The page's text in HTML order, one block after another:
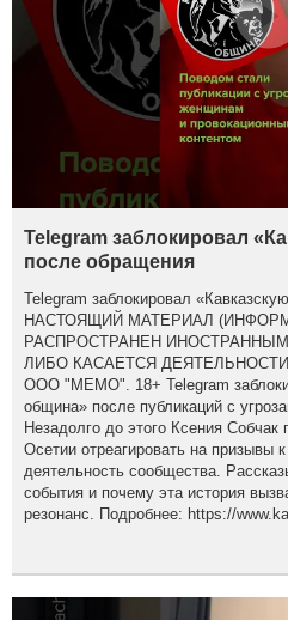
Telegram заблокировал
после обращения
Telegram заблокировал
НАСТОЯЩИЙ МАТЕРИАЛ
РАСПРОСТРАНЕН
ЛИБО КАСАЕТСЯ
ООО "МЕМО". 18+ Telegram
община» после публикаций с
Незадолго до этого Ксения Собчак
Осетии отреагировать на призывы
деятельность сообщества.
события и почему эта история
резонанс. Подробнее: https://